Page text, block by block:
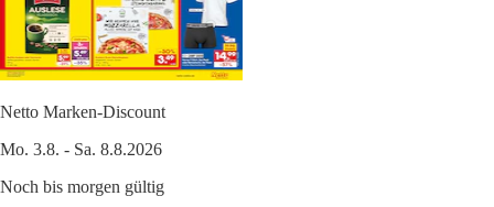
Netto Marken-Discount
Mo. 3.8. - Sa. 8.8.2026
Noch bis morgen gültig